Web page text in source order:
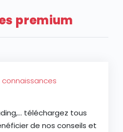
premium
téléchargez tous
de nos conseils et